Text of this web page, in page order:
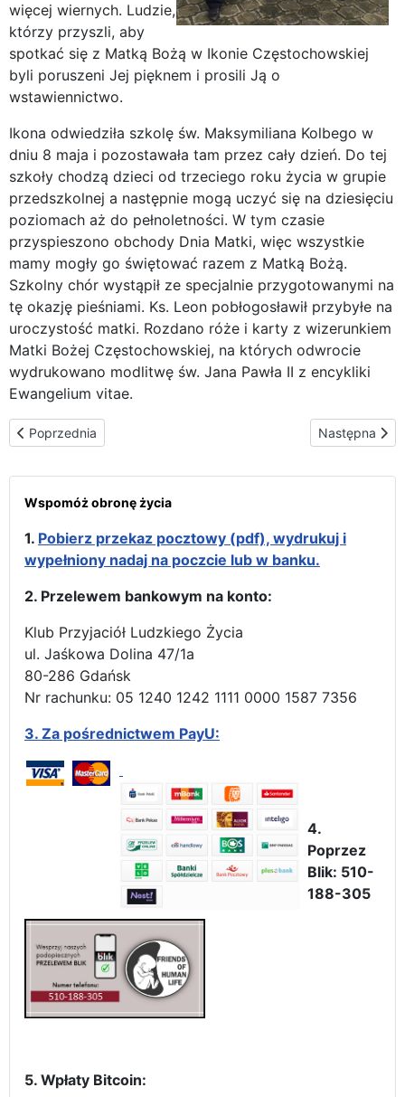
więcej wiernych. Ludzie,
którzy przyszli, aby
spotkać się z Matką Bożą w Ikonie Częstochowskiej
byli poruszeni Jej pięknem i prosili Ją o
wstawiennictwo.
Ikona odwiedziła szkolę św. Maksymiliana Kolbego w
dniu 8 maja i pozostawała tam przez cały dzień. Do tej
szkoły chodzą dzieci od trzeciego roku życia w grupie
przedszkolnej a następnie mogą uczyć się na dziesięciu
poziomach aż do pełnoletności. W tym czasie
przyspieszono obchody Dnia Matki, więc wszystkie
mamy mogły go świętować razem z Matką Bożą.
Szkolny chór wystąpił ze specjalnie przygotowanymi na
tę okazję pieśniami. Ks. Leon pobłogosławił przybyłe na
uroczystość matki. Rozdano róże i karty z wizerunkiem
Matki Bożej Częstochowskiej, na których odwrocie
wydrukowano modlitwę św. Jana Pawła II z encykliki
Ewangelium vitae.
Poprzednia strona: Maryja wędruje przez wiejskie parafie
Poprzednia Następna
Następna
Wspomóż obronę życia
1. Pobierz przekaz pocztowy (pdf), wydrukuj i
wypełniony nadaj na poczcie lub w banku.
2. Przelewem bankowym na konto:
Klub Przyjaciół Ludzkiego Życia
ul. Jaśkowa Dolina 47/1a
80-286 Gdańsk
Nr rachunku: 05 1240 1242 1111 0000 1587 7356
3. Za pośrednictwem PayU:
4.
Poprzez
Blik: 510-
188-305
5. Wpłaty Bitcoin: